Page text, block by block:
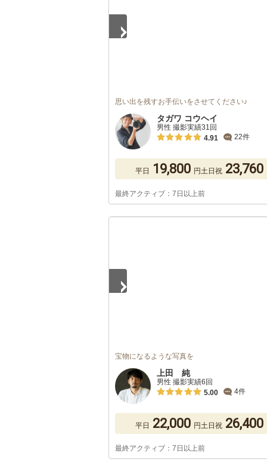
思い出を残すお手伝いをさせてください♪
タガワ コウヘイ
男性 撮影実績31回
4.91
22件
平日 19,800 円土日祝 23,760
最終アクティブ：7日以上前
宝物になるような写真を
上田 純
男性 撮影実績6回
5.00
4件
平日 22,000 円土日祝 26,400
最終アクティブ：7日以上前